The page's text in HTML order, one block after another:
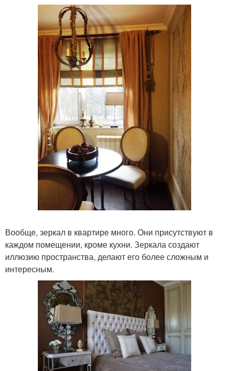
Вообще, зеркал в квартире много. Они присутствуют в
каждом помещении, кроме кухни. Зеркала создают
иллюзию пространства, делают его более сложным и
интересным.